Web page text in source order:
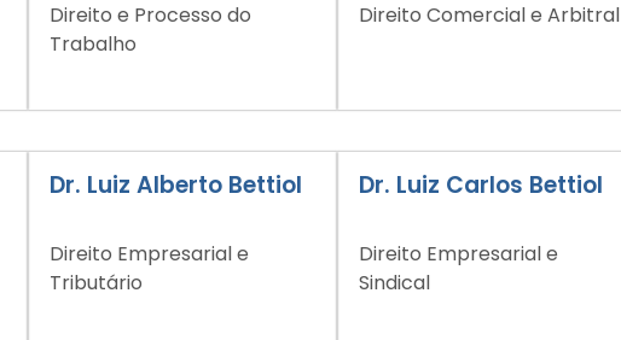
Direito e Processo do
Trabalho
Direito Comercial e Arbitral
Dr. Luiz Alberto Bettiol
Direito Empresarial e
Tributário
Dr. Luiz Carlos Bettiol
Direito Empresarial e
Sindical